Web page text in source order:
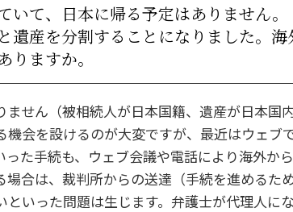
いて、日本に帰る予定はありません。
遺産を分割することになりました。
りますか。
せん（被相続人が日本国籍、遺産が日本国内
会を設けるのが大変ですが、最近はウェブ
った手続も、ウェブ会議や電話により海外か
合は、裁判所からの送達（手続を進めるた
といった問題は生じます。弁護士が代理人